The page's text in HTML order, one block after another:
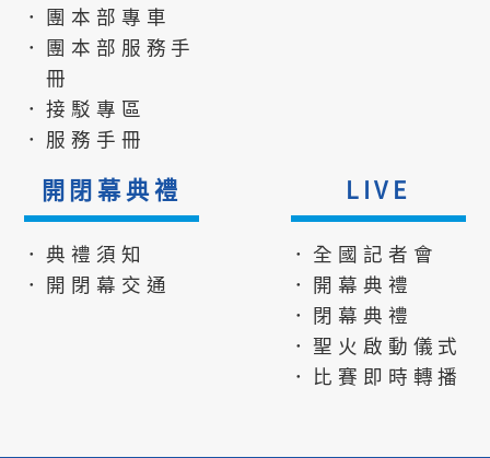
．團本部專車
．團本部服務手
冊
．接駁專區
．服務手冊
開閉幕典禮
．典禮須知
．開閉幕交通
LIVE
．全國記者會
．開幕典禮
．閉幕典禮
．聖火啟動儀式
．比賽即時轉播